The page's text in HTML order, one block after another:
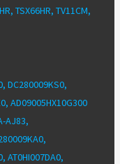
TSX66HR, TV11CM,
DC280009KS0,
AD09005HX10G300
AJ83,
AT0HI007DA0,